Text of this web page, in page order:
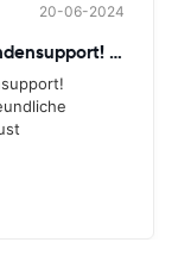
20-06-2024
Superfreundlicher und schneller Kundensupport! Schnelle